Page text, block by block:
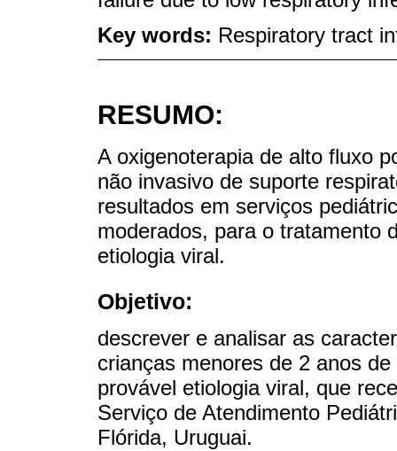
Key words: Respiratory tract
RESUMO:
A oxigenoterapia de alto fluxo
não invasivo de suporte
resultados em serviços
moderados, para o tratamento
etiologia viral.
Objetivo:
descrever e analisar as
crianças menores de 2 anos
provável etiologia viral, que
Serviço de Atendimento
Flórida, Uruguai.